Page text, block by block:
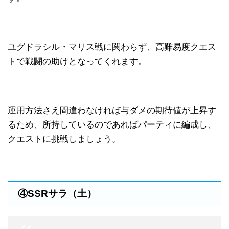
ユグドラシル・マリス戦に関わらず、高難易度クエス
トで戦闘の助けとなってくれます。
運用方法さえ間違わなければ与ダメの期待値が上昇す
るため、所持しているのであればパーティに編成し、
クエストに挑戦しましょう。
④SSRサラ（土）